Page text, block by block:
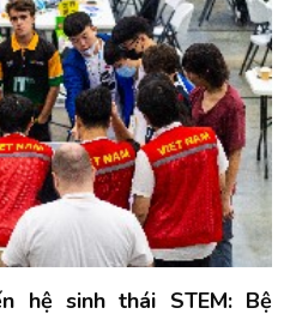
hệ sinh thái STEM: Bệ